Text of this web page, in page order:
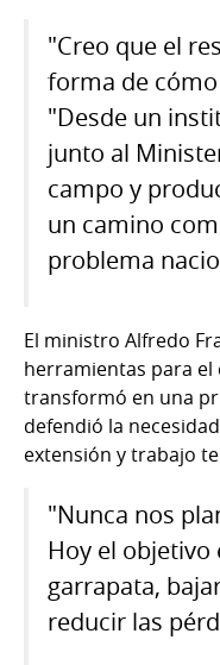
"Creo que el
forma de
"Desde un
junto al
campo y
un camino
problema
El ministro Alfredo
herramientas para
transformó en una
defendió la
extensión y trabajo
"Nunca nos
Hoy el objetivo
garrapata,
reducir las